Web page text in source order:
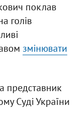
поклав
голів
змінювати
представник
Суді України